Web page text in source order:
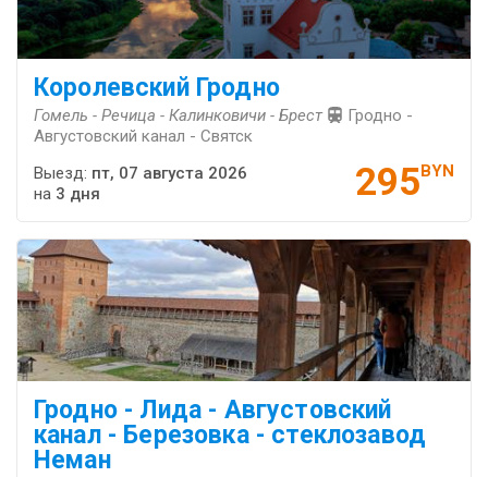
Королевский Гродно
Гомель - Речица - Калинковичи - Брест
Гродно -
Августовский канал - Святск
295BYN
Выезд: пт, 07 августа 2026
на 3 дня
Гродно - Лида - Августовский
канал - Березовка - стеклозавод
Неман